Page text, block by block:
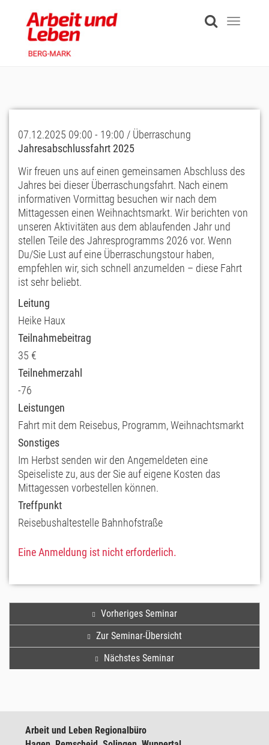
content
Toggle
07.12.2025 09:00 - 19:00 / Überraschung
Jahresabschlussfahrt 2025
Wir freuen uns auf einen gemeinsamen Abschluss des
Jahres bei dieser Überraschungsfahrt. Nach einem
informativen Vormittag besuchen wir nach dem
Mittagessen einen Weihnachtsmarkt. Wir berichten von
unseren Aktivitäten aus dem ablaufenden Jahr und
stellen Teile des Jahresprogramms 2026 vor. Wenn
Du/Sie Lust auf eine Überraschungstour haben,
empfehlen wir, sich schnell anzumelden – diese Fahrt
ist sehr beliebt.
Leitung
Heike Haux
Teilnahmebeitrag
35 €
Teilnehmerzahl
-76
Leistungen
Fahrt mit dem Reisebus, Programm, Weihnachtsmarkt
Sonstiges
Im Herbst senden wir den Angemeldeten eine
Speiseliste zu, aus der Sie auf eigene Kosten das
Mittagessen vorbestellen können.
Treffpunkt
Reisebushaltestelle Bahnhofstraße
Eine Anmeldung ist nicht erforderlich.
Vorheriges Seminar
Zur Seminar-Übersicht
Nächstes Seminar
Arbeit und Leben Regionalbüro